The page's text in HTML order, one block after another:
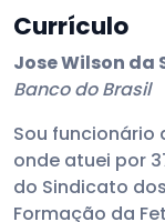
Currículo
Jose Wilson da
Banco do Brasil
Sou funcionário
onde atuei por
do Sindicato
Formação da